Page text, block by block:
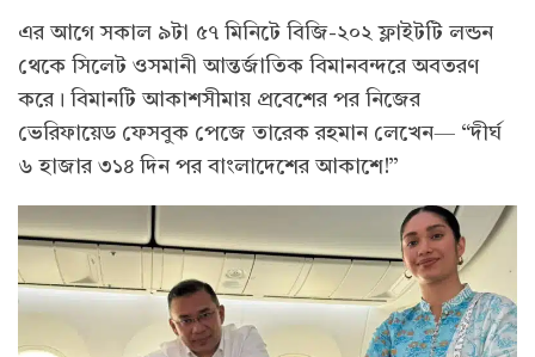
এর আগে সকাল ৯টা ৫৭ মিনিটে বিজি-২০২ ফ্লাইটটি লন্ডন
থেকে সিলেট ওসমানী আন্তর্জাতিক বিমানবন্দরে অবতরণ
করে। বিমানটি আকাশসীমায় প্রবেশের পর নিজের
ভেরিফায়েড ফেসবুক পেজে তারেক রহমান লেখেন— “দীর্ঘ
৬ হাজার ৩১৪ দিন পর বাংলাদেশের আকাশে!”